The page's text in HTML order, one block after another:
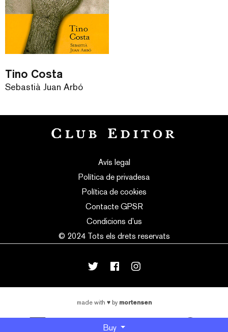
Buy
Tino Costa
Sebastià Juan Arbó
Avís legal
Política de privadesa
Política de cookies
Contacte GPSR
Condicions d’us
© 2024 Tots els drets reservats
made with ♥by mortensen